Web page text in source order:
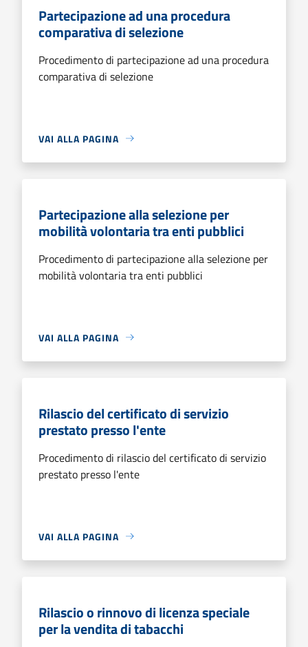
Partecipazione ad una procedura
comparativa di selezione
Procedimento di partecipazione ad una procedura
comparativa di selezione
VAI ALLA PAGINA
Partecipazione alla selezione per
mobilità volontaria tra enti pubblici
Procedimento di partecipazione alla selezione per
mobilità volontaria tra enti pubblici
VAI ALLA PAGINA
Rilascio del certificato di servizio
prestato presso l'ente
Procedimento di rilascio del certificato di servizio
prestato presso l'ente
VAI ALLA PAGINA
Rilascio o rinnovo di licenza speciale
per la vendita di tabacchi